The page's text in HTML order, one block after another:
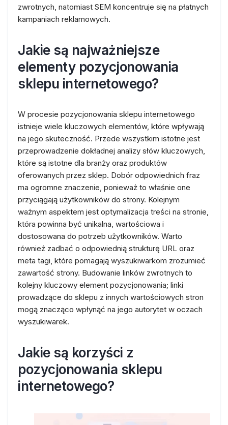
zwrotnych, natomiast SEM koncentruje się na płatnych
kampaniach reklamowych.
Jakie są najważniejsze
elementy pozycjonowania
sklepu internetowego?
W procesie pozycjonowania sklepu internetowego
istnieje wiele kluczowych elementów, które wpływają
na jego skuteczność. Przede wszystkim istotne jest
przeprowadzenie dokładnej analizy słów kluczowych,
które są istotne dla branży oraz produktów
oferowanych przez sklep. Dobór odpowiednich fraz
ma ogromne znaczenie, ponieważ to właśnie one
przyciągają użytkowników do strony. Kolejnym
ważnym aspektem jest optymalizacja treści na stronie,
która powinna być unikalna, wartościowa i
dostosowana do potrzeb użytkowników. Warto
również zadbać o odpowiednią strukturę URL oraz
meta tagi, które pomagają wyszukiwarkom zrozumieć
zawartość strony. Budowanie linków zwrotnych to
kolejny kluczowy element pozycjonowania; linki
prowadzące do sklepu z innych wartościowych stron
mogą znacząco wpłynąć na jego autorytet w oczach
wyszukiwarek.
Jakie są korzyści z
pozycjonowania sklepu
internetowego?